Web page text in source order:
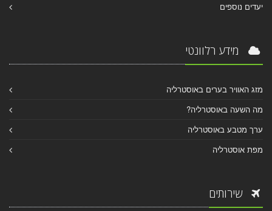
יעדים נוספים
מידע רלוונטי
מזג האוויר בערים באוסטרליה
מה השעה באוסטרליה?
ערך מטבע באוסטרליה
מפת אוסטרליה
שירותים